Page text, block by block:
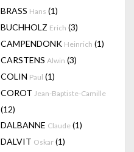
BRASS Hans (1)
BUCHHOLZ Erich (3)
CAMPENDONK Heinrich (1)
CARSTENS Alwin (3)
COLIN Paul (1)
COROT Jean-Baptiste-Camille
(12)
DALBANNE Claude (1)
DALVIT Oskar (1)